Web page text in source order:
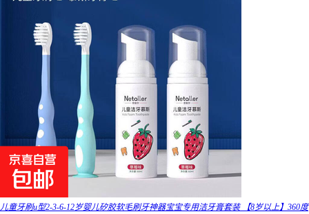
儿童牙刷u型2-3-6-12岁婴儿矽胶软毛刷牙神器宝宝专用洁牙膏套装 【8岁以上】360度